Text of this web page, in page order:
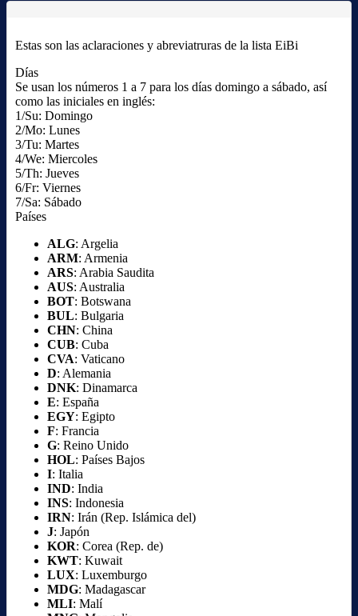
Estas son las aclaraciones y abreviatruras de la lista EiBi
Días
Se usan los números 1 a 7 para los días domingo a sábado, así
como las iniciales en inglés:
1/Su: Domingo
2/Mo: Lunes
3/Tu: Martes
4/We: Miercoles
5/Th: Jueves
6/Fr: Viernes
7/Sa: Sábado
Países
ALG: Argelia
ARM: Armenia
ARS: Arabia Saudita
AUS: Australia
BOT: Botswana
BUL: Bulgaria
CHN: China
CUB: Cuba
CVA: Vaticano
D: Alemania
DNK: Dinamarca
E: España
EGY: Egipto
F: Francia
G: Reino Unido
HOL: Países Bajos
I: Italia
IND: India
INS: Indonesia
IRN: Irán (Rep. Islámica del)
J: Japón
KOR: Corea (Rep. de)
KWT: Kuwait
LUX: Luxemburgo
MDG: Madagascar
MLI: Malí